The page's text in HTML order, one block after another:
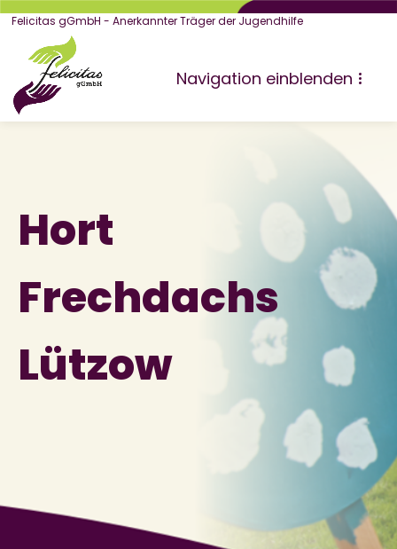
Felicitas gGmbH - Anerkannter Träger der Jugendhilfe
Navigation einblenden
Hort
Frechdachs
Lützow